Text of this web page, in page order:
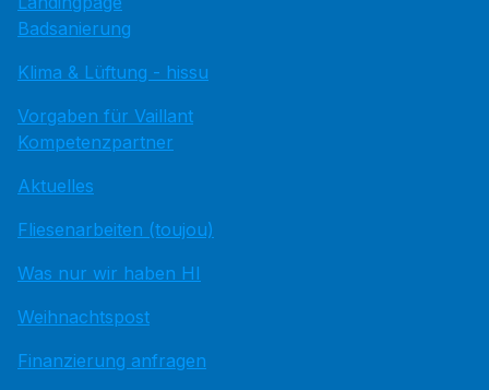
Badsanierung
Klima & Lüftung - hissu
Vorgaben für Vaillant
Kompetenzpartner
Aktuelles
Fliesenarbeiten (toujou)
Was nur wir haben HI
Weihnachtspost
Finanzierung anfragen